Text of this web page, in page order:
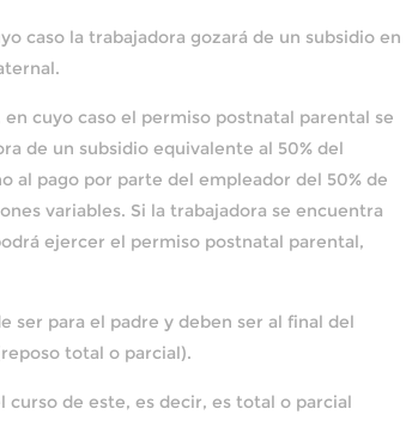
caso la trabajadora gozará de un subsidio en
cuyo caso el permiso postnatal parental se
de un subsidio equivalente al 50% del
al pago por parte del empleador del 50% de
variables. Si la trabajadora se encuentra
ejercer el permiso postnatal parental,
ser para el padre y deben ser al final del
total o parcial).
de este, es decir, es total o parcial